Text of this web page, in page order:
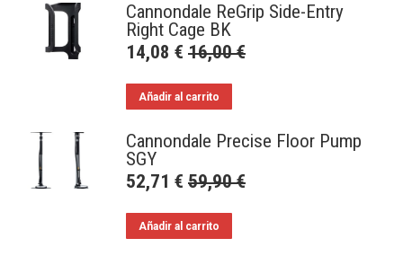
Cannondale ReGrip Side-Entry
Right Cage BK
14,08 € 16,00€
Añadir al carrito
Cannondale Precise Floor Pump
SGY
52,71 € 59,90€
Añadir al carrito